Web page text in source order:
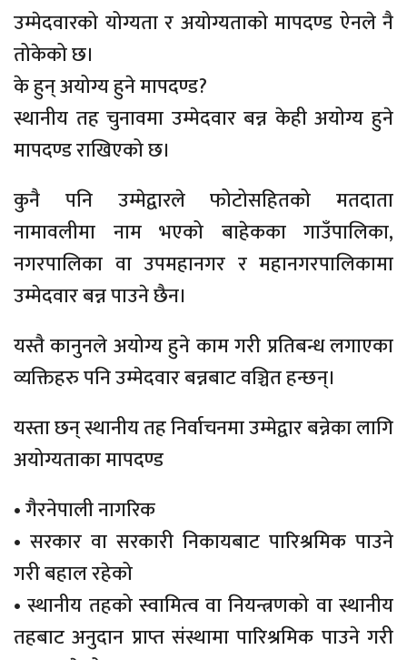
उम्मेदवारको योग्यता र अयोग्यताको मापदण्ड ऐनले नै
तोकेको छ।
के हुन् अयोग्य हुने मापदण्ड?
स्थानीय तह चुनावमा उम्मेदवार बन्न केही अयोग्य हुने
मापदण्ड राखिएको छ।
कुनै पनि उम्मेद्वारले फोटोसहितको मतदाता
नामावलीमा नाम भएको बाहेकका गाउँपालिका,
नगरपालिका वा उपमहानगर र महानगरपालिकामा
उम्मेदवार बन्न पाउने छैन।
यस्तै कानुनले अयोग्य हुने काम गरी प्रतिबन्ध लगाएका
व्यक्तिहरु पनि उम्मेदवार बन्नबाट वञ्चित हन्छन्।
यस्ता छन् स्थानीय तह निर्वाचनमा उम्मेद्वार बन्नेका लागि
अयोग्यताका मापदण्ड
• गैरनेपाली नागरिक
• सरकार वा सरकारी निकायबाट पारिश्रमिक पाउने
गरी बहाल रहेको
• स्थानीय तहको स्वामित्व वा नियन्त्रणको वा स्थानीय
तहबाट अनुदान प्राप्त संस्थामा पारिश्रमिक पाउने गरी